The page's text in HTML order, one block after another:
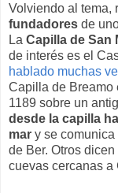
Volviendo al tema,
fundadores de
La Capilla de San
de interés es el
hablado muchas
Capilla de Breamo
1189 sobre un
desde la capilla
mar y se
de Ber. Otros
cuevas cercanas a